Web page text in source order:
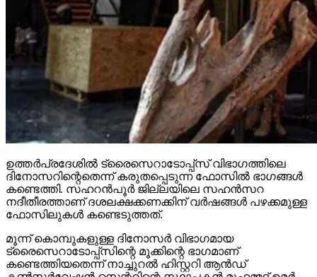
ഉത്തര്‍പ്രദേശില്‍ ട്രൈസെറാടോപ്പ്‌സ് വിഭാഗത്തിലെ
ദിനോസറിന്റെതെന്ന് കരുതപ്പെടുന്ന ഫോസില്‍ ഭാഗങ്ങള്‍
കണ്ടെത്തി. സഹറന്‍പൂര്‍ ജില്ലയിലെ സഹന്‍സറ
നദീതീരത്താണ് ദശലക്ഷക്കണക്കിന് വര്‍ഷങ്ങള്‍ പഴക്കമുള്ള
ഫോസിലുകള്‍ കണ്ടെടുത്തത്.
മൂന്ന് കൊമ്പുകളുള്ള ദിനോസര്‍ വിഭാഗമായ
ട്രൈസെറാടോപ്പ്‌സിന്റെ മൂക്കിന്റെ ഭാഗമാണ്
കണ്ടെത്തിയതെന്ന് നാച്ചുറല്‍ ഹിസ്റ്ററി ആന്‍ഡ്